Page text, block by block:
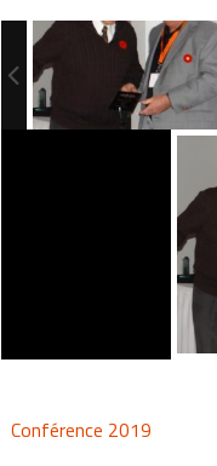
Conférence 2019